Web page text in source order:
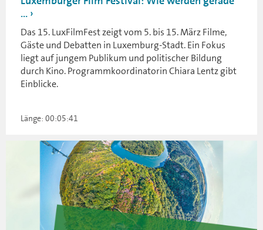
...
Das 15. LuxFilmFest zeigt vom 5. bis 15. März Filme,
Gäste und Debatten in Luxemburg-Stadt. Ein Fokus
liegt auf jungem Publikum und politischer Bildung
durch Kino. Programmkoordinatorin Chiara Lentz gibt
Einblicke.
Länge: 00:05:41